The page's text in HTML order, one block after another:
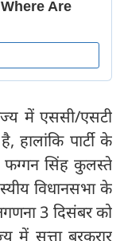
में एससी/एसटी
हालांकि पार्टी के
फग्गन सिंह कुलस्ते
विधानसभा के
3 दिसंबर को
में सत्ता बरकरार